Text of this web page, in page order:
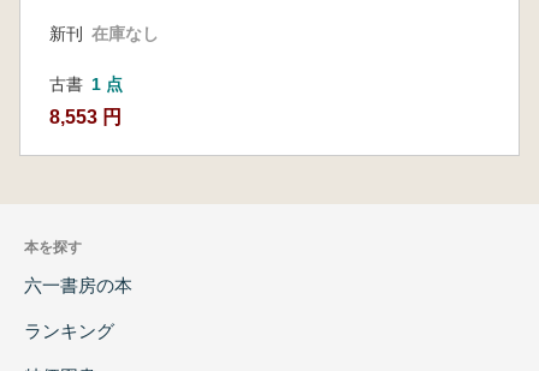
新刊 在庫なし
古書 1 点
8,553 円
本を探す
六一書房の本
ランキング